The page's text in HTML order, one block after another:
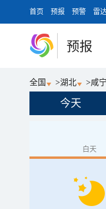
首页 预报 预警 雷
预报
全国 >湖北 >咸宁
今天
白天